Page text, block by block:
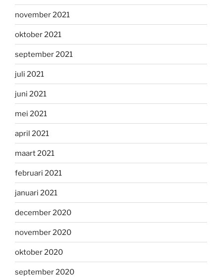
november 2021
oktober 2021
september 2021
juli 2021
juni 2021
mei 2021
april 2021
maart 2021
februari 2021
januari 2021
december 2020
november 2020
oktober 2020
september 2020